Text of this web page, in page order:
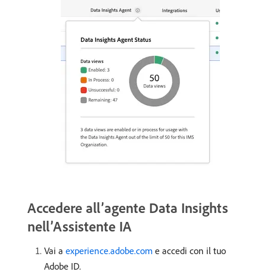
Accedere all’agente Data Insights
nell’Assistente IA
Vai a experience.adobe.com e accedi con il tuo
Adobe ID.